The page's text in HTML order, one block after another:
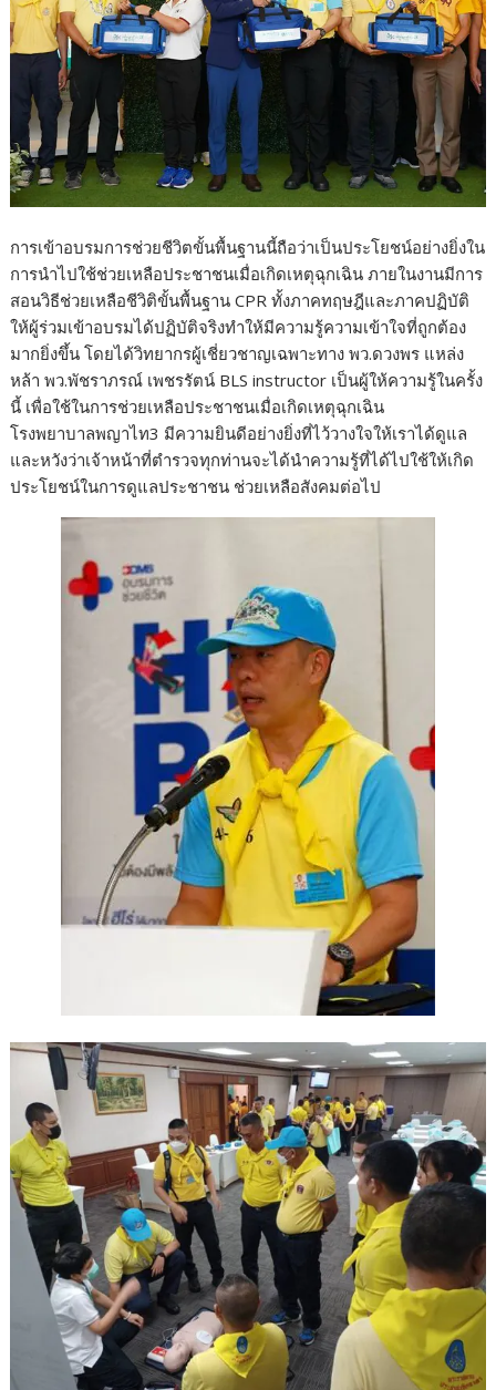
การเข้าอบรมการช่วยชีวิตขั้นพื้นฐานนี้ถือว่าเป็นประโยชน์อย่างยิ่งใน
การนำไปใช้ช่วยเหลือประชาชนเมื่อเกิดเหตุฉุกเฉิน ภายในงานมีการ
สอนวิธีช่วยเหลือชีวิติขั้นพื้นฐาน CPR ทั้งภาคทฤษฎีและภาคปฏิบัติ
ให้ผู้ร่วมเข้าอบรมได้ปฏิบัติจริงทำให้มีความรู้ความเข้าใจที่ถูกต้อง
มากยิ่งขึ้น โดยได้วิทยากรผู้เชี่ยวชาญเฉพาะทาง พว.ดวงพร แหล่ง
หล้า พว.พัชราภรณ์ เพชรรัตน์ BLS instructor เป็นผู้ให้ความรู้ในครั้ง
นี้ เพื่อใช้ในการช่วยเหลือประชาชนเมื่อเกิดเหตุฉุกเฉิน
โรงพยาบาลพญาไท3 มีความยินดีอย่างยิ่งที่ไว้วางใจให้เราได้ดูแล
และหวังว่าเจ้าหน้าที่ตำรวจทุกท่านจะได้นำความรู้ที่ได้ไปใช้ให้เกิด
ประโยชน์ในการดูแลประชาชน ช่วยเหลือสังคมต่อไป